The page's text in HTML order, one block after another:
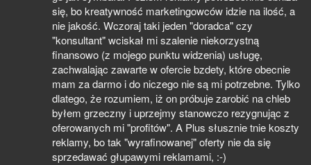
się, bo kreatywność marketingowców idzie na ilość, a
nie jakość. Wczoraj taki jeden "doradca" czy
"konsultant" wciskał mi szalenie niekorzystną
finansowo (z mojego punktu widzenia) usługę,
zachwalając zawarte w ofercie bzdety, które obecnie
mam za darmo i do niczego nie są mi potrzebne. Tylko
dlatego, że rozumiem, iż on próbuje zarobić na chleb
byłem grzeczny i uprzejmy stanowczo rezygnując z
oferowanych mi "profitów". A Plus słusznie tnie koszty
reklamy, bo tak "wyrafinowanej" oferty nie da się
sprzedawać głupawymi reklamami, :-)